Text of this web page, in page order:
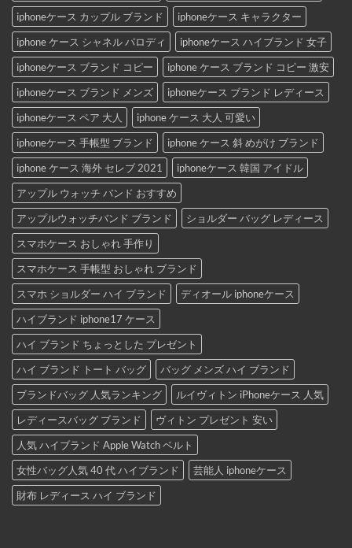
iphoneケース カップル ブランド
iphoneケース キャラクター
iphone ケース シャネル パロディ
iphoneケース ハイブランド 女子
iphoneケース ブランド コピー
iphone ケース ブランド コピー 激安
iphoneケース ブランド メンズ
iphoneケース ブランド レディース
iphoneケース ペア 大人
iphone ケース 大人 可愛い
iphoneケース 手帳型 ブランド
iphone ケース 斜 めがけ ブランド
iphone ケース 海外 セレブ 2021
iphoneケース 韓国 アイドル
アップル ウォッチ バンド おすすめ
アップルウォッチバンド ブランド
ショルダー バッグ レディース
スマホケース おしゃれ 手作り
スマホケース 手帳型 おしゃれ ブランド
スマホ ショルダー ハイ ブランド
ディオール iphoneケース
ハイブランド iphone17 ケース
ハイ ブランド ちょっとした プレゼント
ハイ ブランド トート バッグ
バッグ メンズ ハイ ブランド
ブランドバッグ 人気ランキング
ルイヴィトン iPhoneケース 人気
レディースバッグ ブランド
ヴィトン プレゼント 安い
人気 ハイブランド Apple Watch ベルト
女性バッグ人気 40 代 ハイブランド
芸能人 iphoneケース
財布 レディース ハイ ブランド